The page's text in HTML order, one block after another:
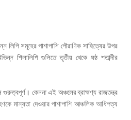
লিপি সমূহের পাশাপাশি পৌরাণিক সাহিত্যের উপর
শিলালিপি গুলিতে তৃতীয় থেকে ষষ্ঠ শতাব্দীর
কেননা এই অঞ্চলের ব্রাহ্মণ্য রাজতন্ত্র
মান্যতা দেওয়ার পাশাপাশি আঞ্চলিক আধিপত্য